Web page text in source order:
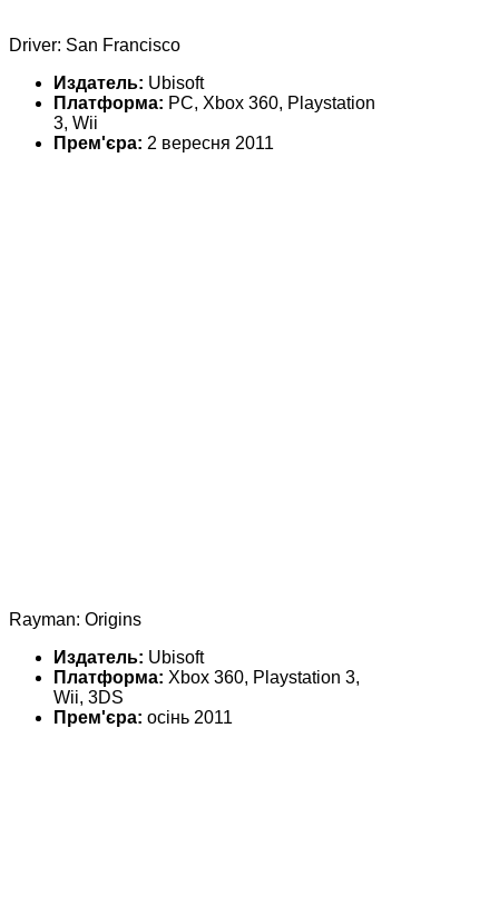
Driver: San Francisco
Издатель: Ubisoft
Платформа: PC, Xbox 360, Playstation
3, Wii
Прем'єра: 2 вересня 2011
Rayman: Origins
Издатель: Ubisoft
Платформа: Xbox 360, Playstation 3,
Wii, 3DS
Прем'єра: осінь 2011